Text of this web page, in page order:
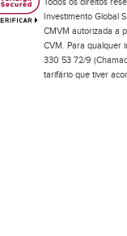
Investimento Global
CMVM autorizada a
CVM. Para qualquer
330 53 72/9
tarifário que tiver